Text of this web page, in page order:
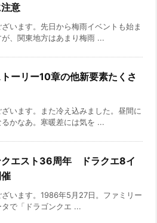
意
います。先日から梅雨イベントも始ま
が、関東地方はあまり梅雨 ...
ーリー10章の他新要素たくさ
います。また冷え込みました。昼間に
るかなあ。寒暖差には気を ...
クエスト36周年 ドラクエ8イ
ざいます。1986年5月27日。ファミリー
タで「ドラゴンクエ ...